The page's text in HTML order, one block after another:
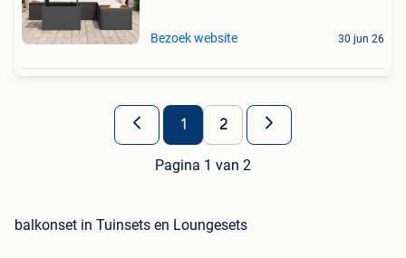
Bezoek website 30 jun 26
1 2
Pagina 1 van 2
balkonset in Tuinsets en Loungesets